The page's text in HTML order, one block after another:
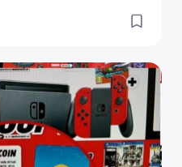
di bitcoin in MediaMarkt